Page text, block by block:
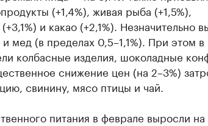
(+1,4%), живая рыба (+1,5%),
и какао (+2,1%). Незначительно
мед (в пределах 0,5–1,1%). При этом в
колбасные изделия, шоколадные
снижение цен (на 2–3%)
свинину, мясо птицы и чай.
питания в феврале выросли на